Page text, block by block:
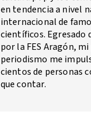
en tendencia a nivel
internacional de
científicos. Egresado
por la FES Aragón,
periodismo me
cientos de personas
que contar.